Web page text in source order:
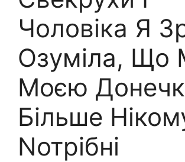
Чоловіка Я
Озуміла, Що
Моєю
Більше
Nотрібні